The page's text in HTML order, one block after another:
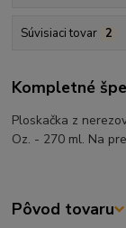
Súvisiaci tovar 2
Kompletné
Ploskačka z
Oz. - 270 ml. Na
Pôvod tovaru